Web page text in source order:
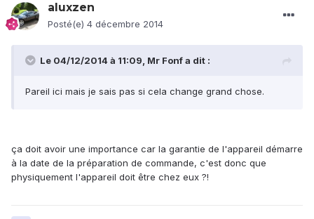
aluxzen
Posté(e) 4 décembre 2014
Le 04/12/2014 à 11:09, Mr Fonf a dit :
Pareil ici mais je sais pas si cela change grand chose.
ça doit avoir une importance car la garantie de l'appareil démarre
à la date de la préparation de commande, c'est donc que
physiquement l'appareil doit être chez eux ?!